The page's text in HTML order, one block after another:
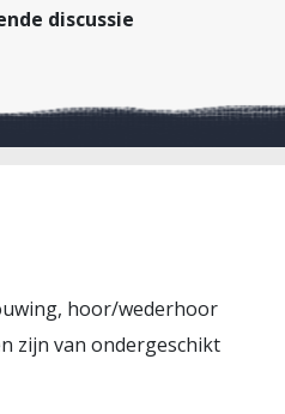
discussie
hoor/wederhoor
zijn van ondergeschikt